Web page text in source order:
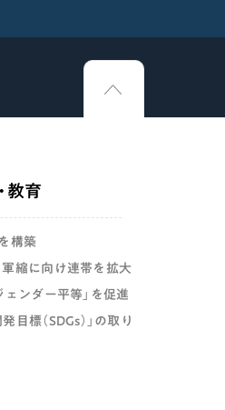
教育
構築
軍縮に向け連帯を拡大
ェンダー平等」を促進
目標（SDGs）」の取り